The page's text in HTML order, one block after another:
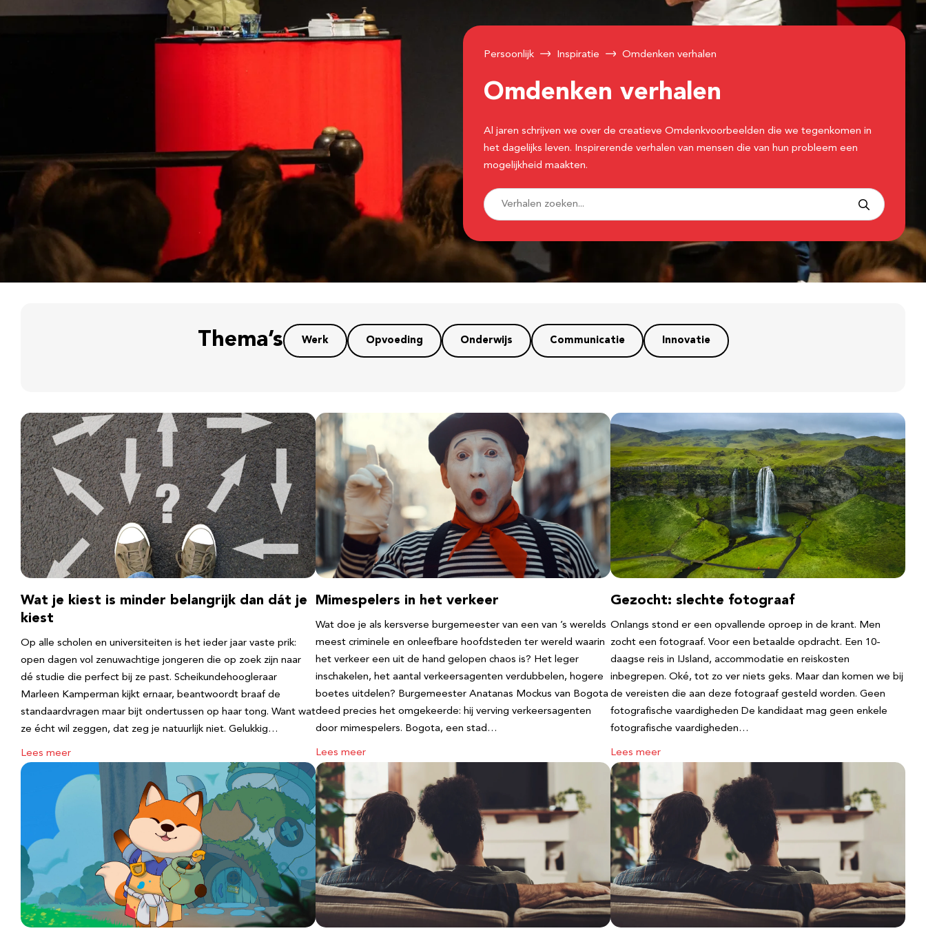
Persoonlijk Inspiratie Omdenken verhalen
Omdenken verhalen
Al jaren schrijven we over de creatieve Omdenkvoorbeelden die we tegenkomen in
het dagelijks leven. Inspirerende verhalen van mensen die van hun probleem een
mogelijkheid maakten.
Thema’s Werk Opvoeding Onderwijs Communicatie Innovatie
Wat je kiest is minder belangrijk dan dát je
kiest
Op alle scholen en universiteiten is het ieder jaar vaste prik:
open dagen vol zenuwachtige jongeren die op zoek zijn naar
dé studie die perfect bij ze past. Scheikundehoogleraar
Marleen Kamperman kijkt ernaar, beantwoordt braaf de
standaardvragen maar bijt ondertussen op haar tong. Want wat
ze écht wil zeggen, dat zeg je natuurlijk niet. Gelukkig…
Lees meer
Mimespelers in het verkeer
Wat doe je als kersverse burgemeester van een van ’s werelds
meest criminele en onleefbare hoofdsteden ter wereld waarin
het verkeer een uit de hand gelopen chaos is? Het leger
inschakelen, het aantal verkeersagenten verdubbelen, hogere
boetes uitdelen? Burgemeester Anatanas Mockus van Bogota
deed precies het omgekeerde: hij verving verkeersagenten
door mimespelers. Bogota, een stad…
Lees meer
Gezocht: slechte fotograaf
Onlangs stond er een opvallende oproep in de krant. Men
zocht een fotograaf. Voor een betaalde opdracht. Een 10-
daagse reis in IJsland, accommodatie en reiskosten
inbegrepen. Oké, tot zo ver niets geks. Maar dan komen we bij
de vereisten die aan deze fotograaf gesteld worden. Geen
fotografische vaardigheden De kandidaat mag geen enkele
fotografische vaardigheden…
Lees meer